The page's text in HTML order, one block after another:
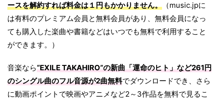
ースを解約すれば料金は１円もかかりません。 （music.jpに
は有料のプレミアム会員と無料会員があり、無料会員になっ
ても購入した楽曲や書籍などはいつでも無料で利用すること
ができます。）
音楽なら“EXILE TAKAHIRO”の新曲「運命のヒト」など261円
のシングル曲のフル音源が2曲無料でダウンロードでき、さら
に動画ポイントで映画やアニメなど2～3作品を無料で見るこ